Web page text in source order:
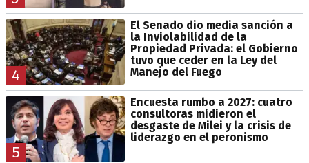
4
El Senado dio media sanción a
la Inviolabilidad de la
Propiedad Privada: el Gobierno
tuvo que ceder en la Ley del
Manejo del Fuego
5
Encuesta rumbo a 2027: cuatro
consultoras midieron el
desgaste de Milei y la crisis de
liderazgo en el peronismo